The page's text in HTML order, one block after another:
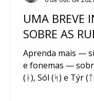
UMA BREVE
SOBRE AS
Aprenda mais —
e fonemas —
(ᛅ), Sól (ᛋ) e Týr